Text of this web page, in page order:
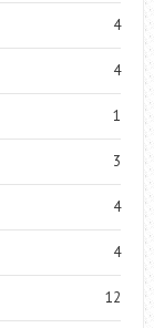
4
4
1
3
4
4
12